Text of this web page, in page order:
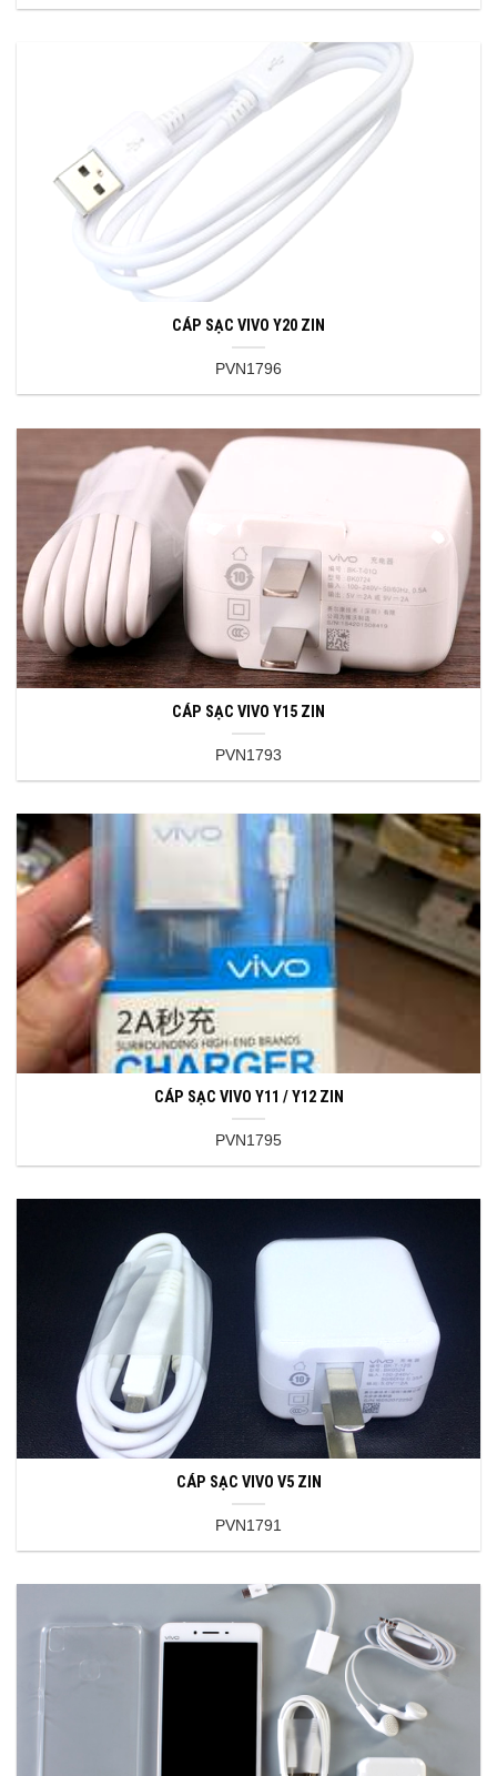
CÁP SẠC VIVO Y20 ZIN
PVN1796
CÁP SẠC VIVO Y15 ZIN
PVN1793
CÁP SẠC VIVO Y11 / Y12 ZIN
PVN1795
CÁP SẠC VIVO V5 ZIN
PVN1791